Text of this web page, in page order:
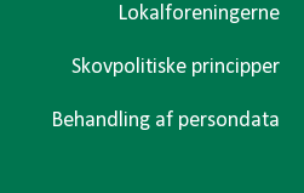
Lokalforeningerne
Skovpolitiske principper
Behandling af persondata